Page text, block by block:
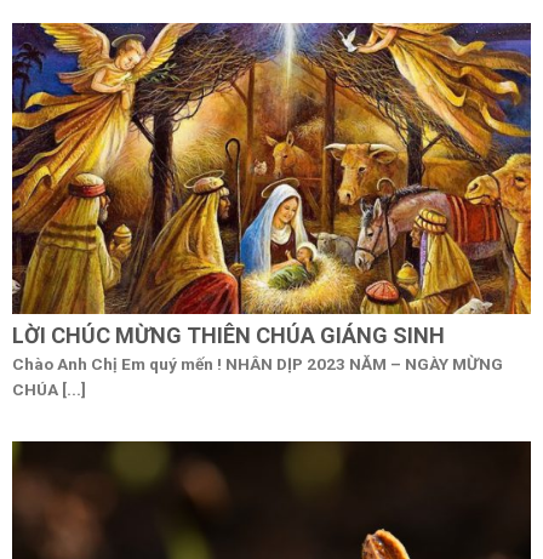
LỜI CHÚC MỪNG THIÊN CHÚA GIÁNG SINH
Chào Anh Chị Em quý mến ! NHÂN DỊP 2023 NĂM – NGÀY MỪNG
CHÚA [...]